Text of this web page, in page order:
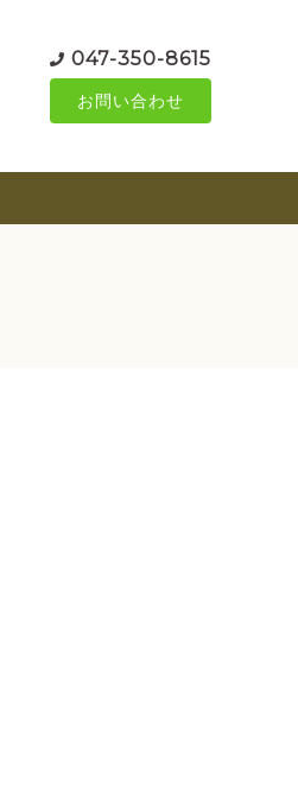
047-350-8615
お問い合わせ